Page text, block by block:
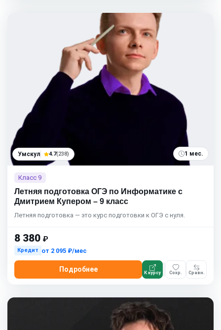
Умскул 4.7(238) 1 мес.
Класс 9
Летняя подготовка ОГЭ по Информатике с
Дмитрием Купером – 9 класс
Летняя подготовка — это курс подготовки к ОГЭ с нуля.
8 380 ₽
Кредит от 2 095 ₽/мес
Подробнее К курсу Сохр. Сравн.